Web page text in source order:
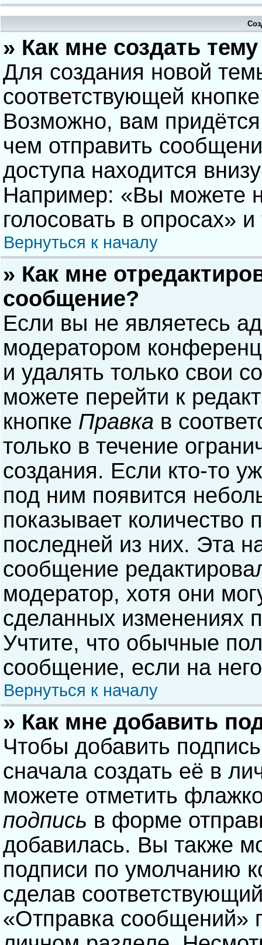
» Как мне создать
Для создания новой
соответствующей
Возможно, вам
чем отправить
доступа находится
Например: «Вы можете
голосовать в опросах» и
Вернуться к началу
» Как мне
сообщение?
Если вы не являетесь
модератором
и удалять только свои
можете перейти к
кнопке Правка в
только в течение
создания. Если кто-то
под ним появится
показывает количество
последней из них. Эта
сообщение
модератор, хотя они
сделанных изменениях
Учтите, что обычные
сообщение, если на
Вернуться к началу
» Как мне добавить
Чтобы добавить
сначала создать её в
можете отметить
подпись в форме
добавилась. Вы также
подписи по умолчанию
сделав
«Отправка сообщений»